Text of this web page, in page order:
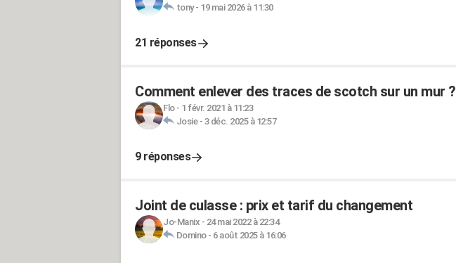
tony- 19 mai 2026 à 11:30
21 réponses
Comment enlever des traces de scotch sur un mur ?
Flo- 1 févr. 2021 à 11:23
Josie- 3 déc. 2025 à 12:57
9 réponses
Joint de culasse : prix et tarif du changement
Jo-Manix - 24 mai 2022 à 22:34
Domino- 6 août 2025 à 16:06